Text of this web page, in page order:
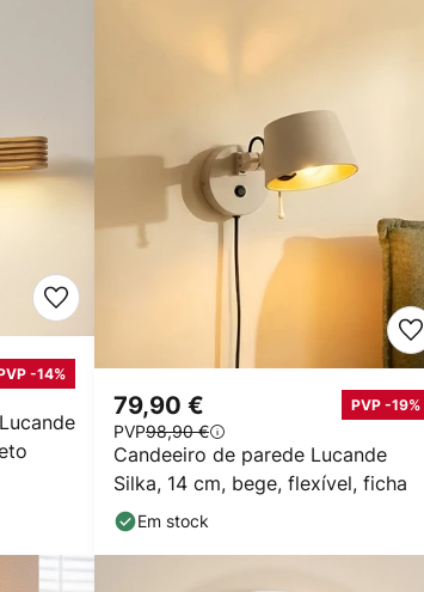
-14%
Candeeiro de parede Lucande
Silka, 14 cm, bege, flexível, ficha
79,90 € PVP -19%
PVP98,90 €
Em stock